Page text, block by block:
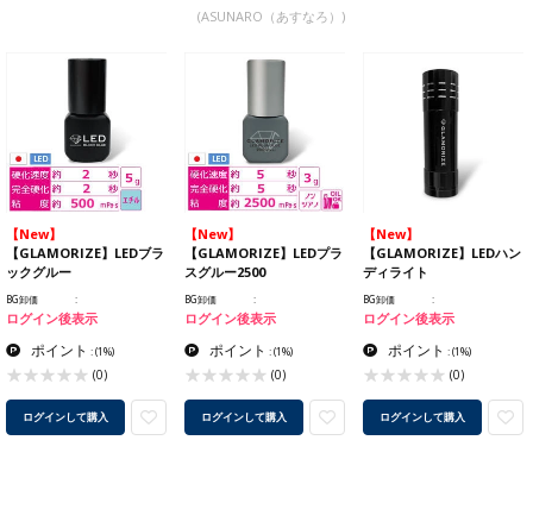
(ASUNARO（あすなろ）)
【New】
【GLAMORIZE】LEDブラ
ックグルー
BG卸価
ログイン後表示
ポイント :(1%)
(0)
ログインして購入
【New】
【GLAMORIZE】LEDプラ
スグルー2500
BG卸価
ログイン後表示
ポイント :(1%)
(0)
ログインして購入
【New】
【GLAMORIZE】LEDハン
ディライト
BG卸価
ログイン後表示
ポイント :(1%)
(0)
ログインして購入